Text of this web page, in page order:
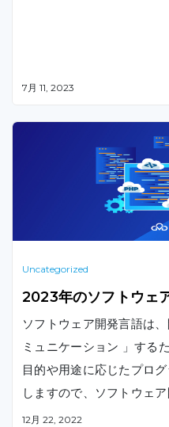
7月 11, 2023
Uncategorized
2023年のソフトウェ
ソフトウェア開発言語は
ミュニケーション 」する
目的や用途に応じたプロ
しますので、ソフトウェ
ひチェックしてみてくださ
12月 22, 2022